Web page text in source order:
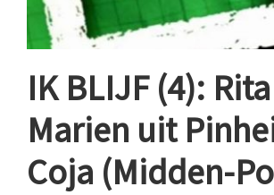
IK BLIJF (4):
Marien uit
Coja (Midden-